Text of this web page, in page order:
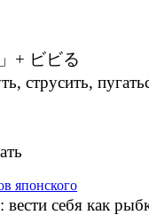
+ ビビる
струсить,
себя как